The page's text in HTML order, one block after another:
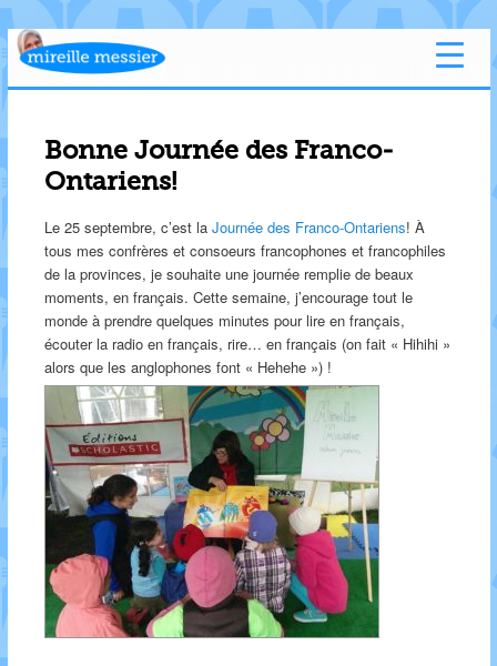
Bonne Journée des Franco-
Ontariens!
Le 25 septembre, c’est la Journée des Franco-Ontariens! À
tous mes confrères et consoeurs francophones et francophiles
de la provinces, je souhaite une journée remplie de beaux
moments, en français. Cette semaine, j’encourage tout le
monde à prendre quelques minutes pour lire en français,
écouter la radio en français, rire… en français (on fait « Hihihi »
alors que les anglophones font « Hehehe ») !